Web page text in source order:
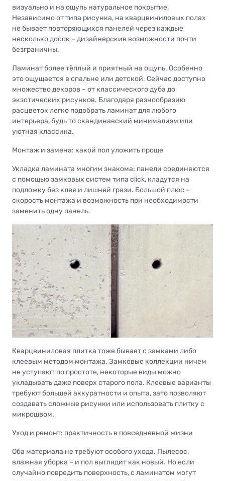
визуально и на ощупь натуральное покрытие.
Независимо от типа рисунка, на кварцвиниловых полах
не бывает повторяющихся панелей через каждые
несколько досок – дизайнерские возможности почти
безграничны.
Ламинат более тёплый и приятный на ощупь. Особенно
это ощущается в спальне или детской. Сейчас доступно
множество декоров – от классического дуба до
экзотических рисунков. Благодаря разнообразию
расцветок легко подобрать ламинат для любого
интерьера, будь то скандинавский минимализм или
уютная классика.
Монтаж и замена: какой пол уложить проще
Укладка ламината многим знакома: панели соединяются
с помощью замковых систем типа click, кладутся на
подложку без клея и лишней грязи. Большой плюс –
скорость монтажа и возможность при необходимости
заменить одну панель.
Кварцвиниловая плитка тоже бывает с замками либо
клеевым методом монтажа. Замковые коллекции ничем
не уступают по простоте, некоторые виды можно
укладывать даже поверх старого пола. Клеевые варианты
требуют большей аккуратности и опыта, зато позволяют
создавать сложные рисунки или использовать плитку с
микрошвом.
Уход и ремонт: практичность в повседневной жизни
Оба материала не требуют особого ухода. Пылесос,
влажная уборка – и пол выглядит как новый. Но если
случайно повредить поверхность, с ламинатом могут